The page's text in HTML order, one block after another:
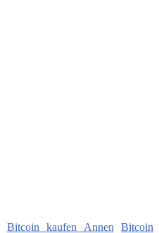
Bitcoin kaufen Annen Bitcoin